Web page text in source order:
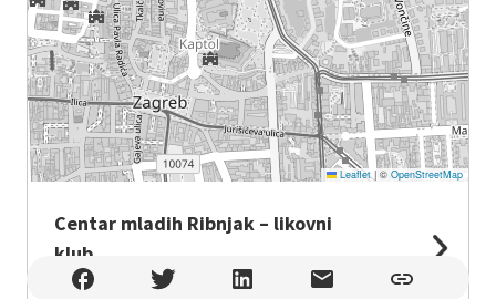
Leaflet |© OpenStreetMap
Centar mladih Ribnjak – likovni
klub
Centar mladih Ribnjak – likovni klub , Zagreb